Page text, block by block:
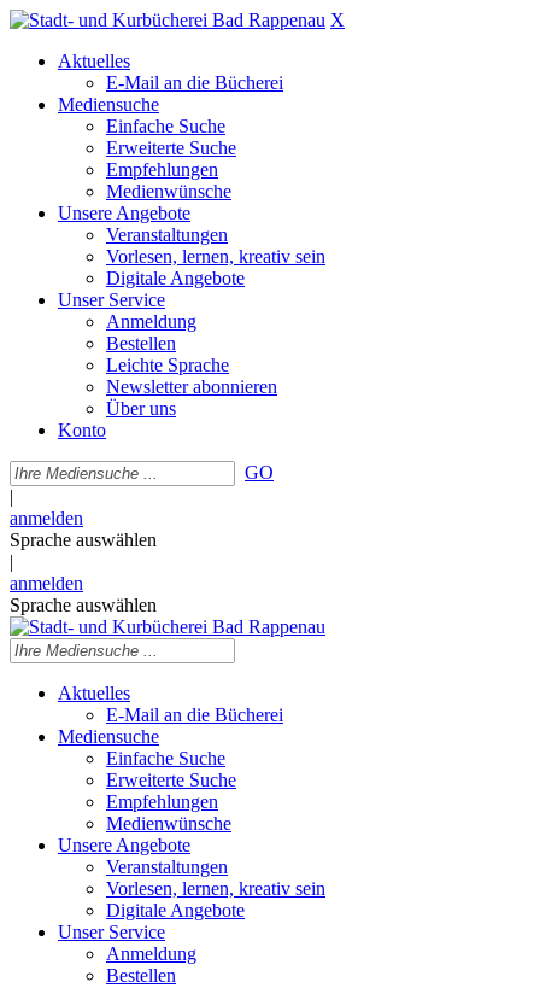
X
Aktuelles
E-Mail an die Bücherei
Mediensuche
Einfache Suche
Erweiterte Suche
Empfehlungen
Medienwünsche
Unsere Angebote
Veranstaltungen
Vorlesen, lernen, kreativ sein
Digitale Angebote
Unser Service
Anmeldung
Bestellen
Leichte Sprache
Newsletter abonnieren
Über uns
Konto
GO
|
anmelden
Sprache auswählen
|
anmelden
Sprache auswählen
Aktuelles
E-Mail an die Bücherei
Mediensuche
Einfache Suche
Erweiterte Suche
Empfehlungen
Medienwünsche
Unsere Angebote
Veranstaltungen
Vorlesen, lernen, kreativ sein
Digitale Angebote
Unser Service
Anmeldung
Bestellen